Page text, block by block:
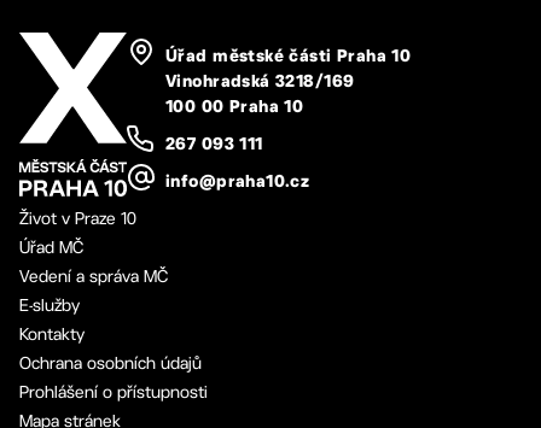
Úřad městské části Praha 10
Vinohradská 3218/169
100 00 Praha 10
267 093 111
info@praha10.cz
Život v Praze 10
Úřad MČ
Vedení a správa MČ
E-služby
Kontakty
Ochrana osobních údajů
Prohlášení o přístupnosti
Mapa stránek